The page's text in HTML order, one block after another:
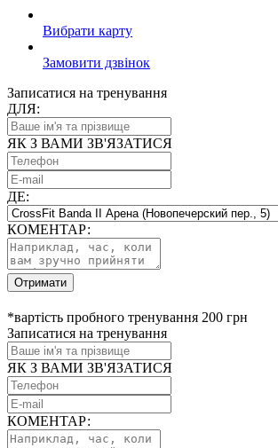
Вибрати карту
Замовити дзвінок
Записатися на тренування
ДЛЯ:
ЯК З ВАМИ ЗВ'ЯЗАТИСЯ
ДЕ:
КОМЕНТАР:
Отримати
*вартість пробного тренування 200 грн
Записатися на тренування
ЯК З ВАМИ ЗВ'ЯЗАТИСЯ
КОМЕНТАР: